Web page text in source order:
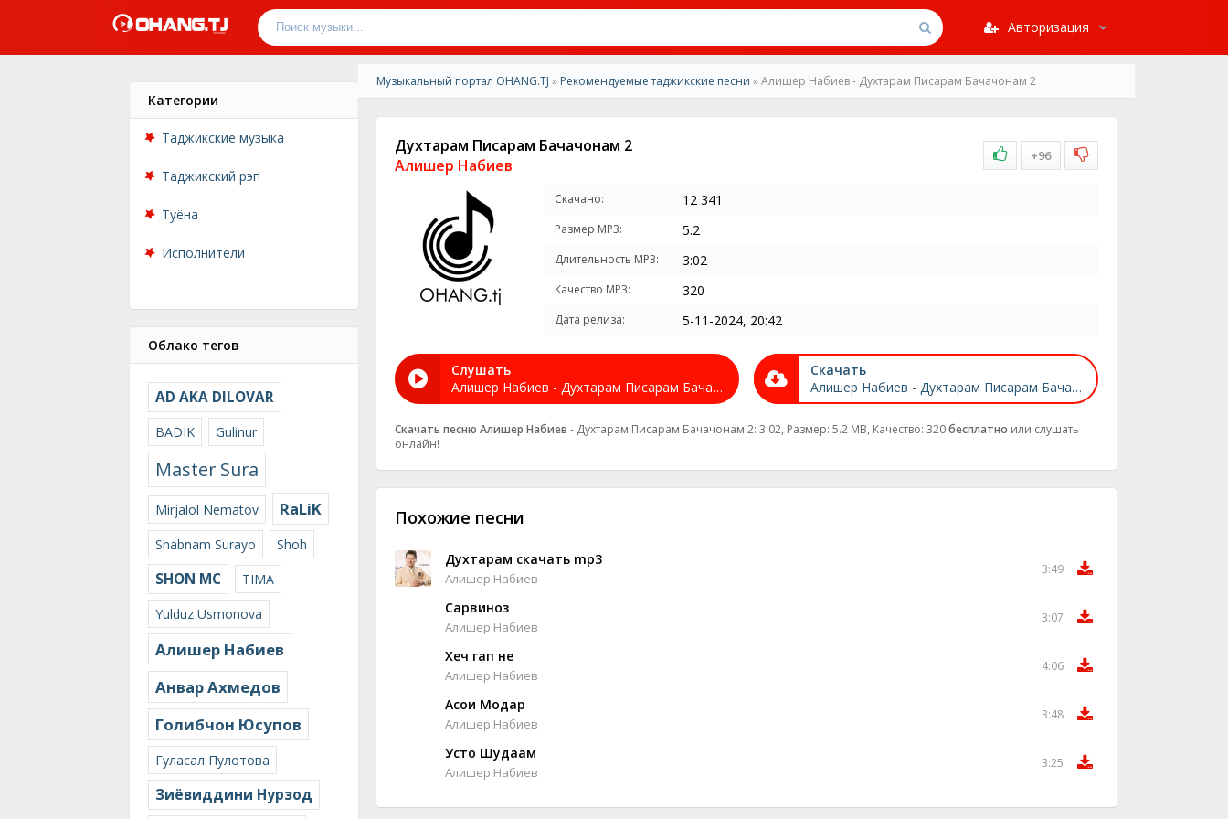
Авторизация
Категории
Таджикские музыка
Таджикский рэп
Туёна
Исполнители
Облако тегов
AD AKA DILOVAR
BADIK Gulinur
Master Sura
Mirjalol Nematov RaLiK
Shabnam Surayo Shoh
SHON MC
TIMA
Yulduz Usmonova
Алишер Набиев
Анвар Ахмедов
Голибчон Юсупов
Гуласал Пулотова
Зиёвиддини Нурзод
Музыкальный портал OHANG.TJ » Рекомендуемые таджикские песни » Алишер Набиев - Духтарам Писарам Бачачонам 2
Духтарам Писарам Бачачонам 2
Алишер Набиев
+96
Скачано: 12 341
Размер MP3: 5.2
Длительность MP3: 3:02
Качество MP3: 320
Дата релиза: 5-11-2024, 20:42
Слушать
Алишер Набиев - Духтарам Писарам Бачачонам 2
Скачать
Алишер Набиев - Духтарам Писарам Бачачонам 2
Скачать песню Алишер Набиев - Духтарам Писарам Бачачонам 2: 3:02, Размер: 5.2 MB, Качество: 320бесплатно или слушать
онлайн!
Похожие песни
Духтарам скачать mp3
Алишер Набиев
3:49
Сарвиноз
Алишер Набиев
3:07
Хеч гап не
Алишер Набиев
4:06
Асои Модар
Алишер Набиев
3:48
Усто Шудаам
Алишер Набиев
3:25